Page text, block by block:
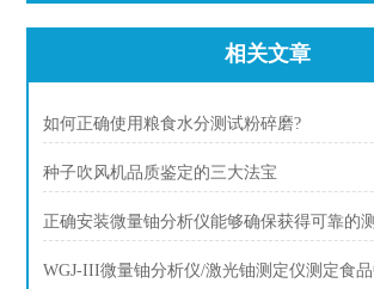
相关文章
如何正确使用粮食水分测试粉碎磨?
种子吹风机品质鉴定的三大法宝
正确安装微量铀分析仪能够确保获得可靠的
WGJ-III微量铀分析仪/激光铀测定仪测定食